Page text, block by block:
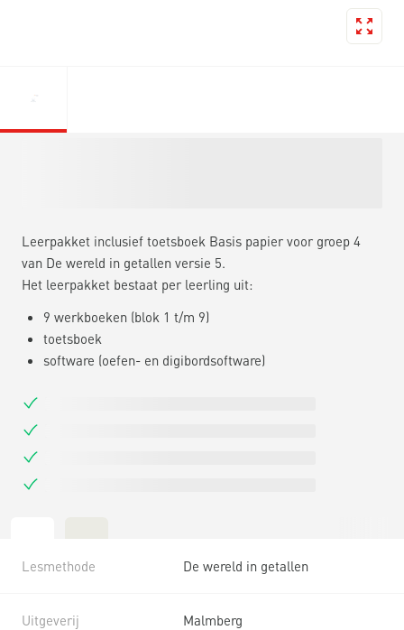
Leerpakket inclusief toetsboek Basis papier voor groep 4
van De wereld in getallen versie 5.
Het leerpakket bestaat per leerling uit:
9 werkboeken (blok 1 t/m 9)
toetsboek
software (oefen- en digibordsoftware)
Lesmethode De wereld in getallen
Uitgeverij Malmberg